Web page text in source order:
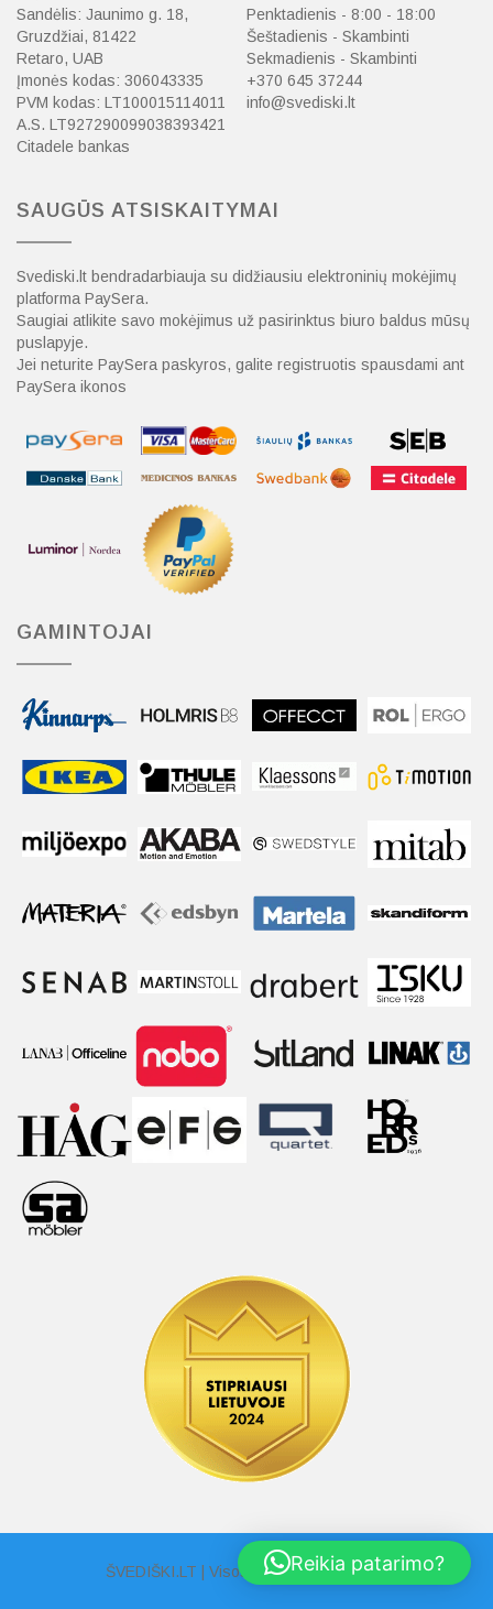
Sandėlis: Jaunimo g. 18,
Gruzdžiai, 81422
Retaro, UAB
Įmonės kodas: 306043335
PVM kodas: LT100015114011
A.S. LT927290099038393421
Citadele bankas
Penktadienis - 8:00 - 18:00
Šeštadienis - Skambinti
Sekmadienis - Skambinti
+370 645 37244
info@svediski.lt
SAUGŪS ATSISKAITYMAI
Svediski.lt bendradarbiauja su didžiausiu elektroninių mokėjimų
platforma PaySera.
Saugiai atlikite savo mokėjimus už pasirinktus biuro baldus mūsų
puslapyje.
Jei neturite PaySera paskyros, galite registruotis spausdami ant
PaySera ikonos
GAMINTOJAI
ŠVEDIŠKI.LT | Visos Teisės Saugomos |
Reikia patarimo?